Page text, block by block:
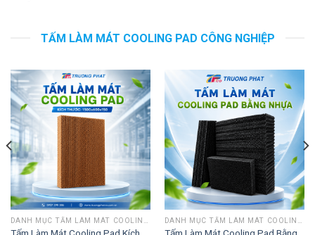
TẤM LÀM MÁT COOLING PAD CÔNG NGHIỆP
DANH MỤC TẤM LÀM MÁT COOLING PAD DANH MỤC TẤM LÀM MÁT COOLING PAD